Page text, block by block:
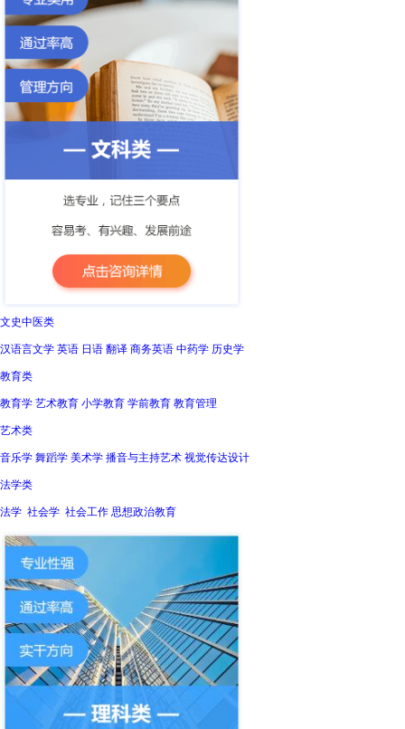
文史中医类
汉语言文学 英语 日语 翻译 商务英语 中药学 历史学
教育类
教育学 艺术教育 小学教育 学前教育 教育管理
艺术类
音乐学 舞蹈学 美术学 播音与主持艺术 视觉传达设计
法学类
法学 社会学 社会工作 思想政治教育